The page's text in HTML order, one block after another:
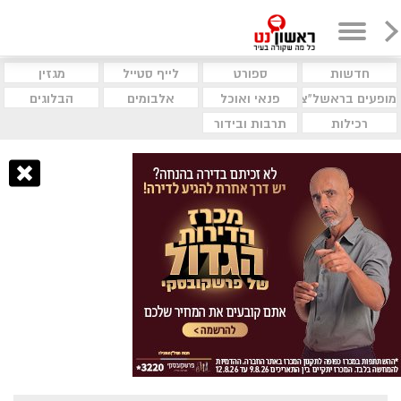
חדשות ספורט לייף סטייל
מגזין
מופעים בראשל"צ
פנאי ואוכל אלבומים
הבלוגים
רכילות
תרבות ובידור